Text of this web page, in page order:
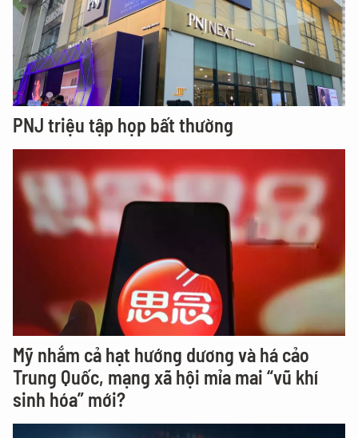
PNJ triệu tập họp bất thường
Mỹ nhắm cả hạt hướng dương và há cảo
Trung Quốc, mạng xã hội mỉa mai “vũ khí
sinh hóa” mới?